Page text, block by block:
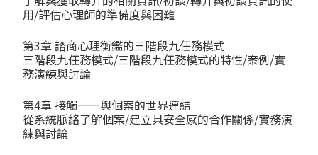
用/評估心理師的準備度與困難
第3章 諮商心理衡鑑的三階段九任務模式
三階段九任務模式/三階段九任務模式的特性/案例/實
務演練與討論
第4章 接觸——與個案的世界連結
從系統脈絡了解個案/建立具安全感的合作關係/實務演
練與討論